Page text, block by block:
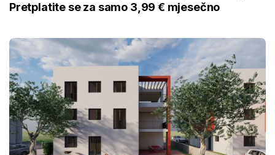
Pretplatite se za samo 3,99 € mjesečno